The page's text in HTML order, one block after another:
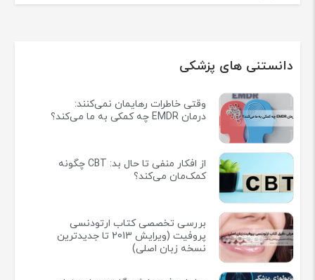
دانستنی های پزشکی
وقتی خاطرات رهایمان نمی‌کنند:
درمان EMDR چه کمکی به ما می‌کند؟
از افکار منفی تا حال بد: CBT چگونه
کمک‌مان می‌کند؟
بررسی تخصصی کتاب ارتودنسی
پروفیت (ویرایش 2013 تا جدیدترین
نسخه زبان اصلی)